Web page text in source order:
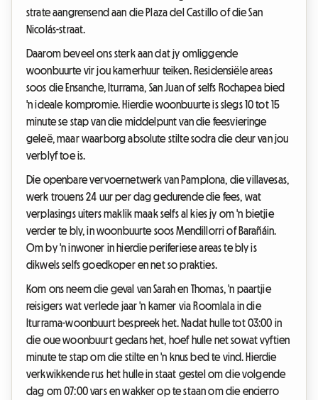
strate aangrensend aan die Plaza del Castillo of die San
Nicolás-straat.
Daarom beveel ons sterk aan dat jy omliggende
woonbuurte vir jou kamerhuur teiken. Residensiële areas
soos die Ensanche, Iturrama, San Juan of selfs Rochapea bied
'n ideale kompromie. Hierdie woonbuurte is slegs 10 tot 15
minute se stap van die middelpunt van die feesvieringe
geleë, maar waarborg absolute stilte sodra die deur van jou
verblyf toe is.
Die openbare vervoernetwerk van Pamplona, die villavesas,
werk trouens 24 uur per dag gedurende die fees, wat
verplasings uiters maklik maak selfs al kies jy om 'n bietjie
verder te bly, in woonbuurte soos Mendillorri of Barañáin.
Om by 'n inwoner in hierdie periferiese areas te bly is
dikwels selfs goedkoper en net so prakties.
Kom ons neem die geval van Sarah en Thomas, 'n paartjie
reisigers wat verlede jaar 'n kamer via Roomlala in die
Iturrama-woonbuurt bespreek het. Nadat hulle tot 03:00 in
die oue woonbuurt gedans het, hoef hulle net sowat vyftien
minute te stap om die stilte en 'n knus bed te vind. Hierdie
verkwikkende rus het hulle in staat gestel om die volgende
dag om 07:00 vars en wakker op te staan om die encierro